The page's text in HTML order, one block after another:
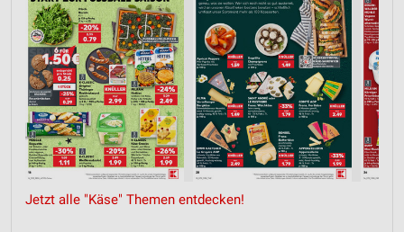
Jetzt alle "Käse" Themen entdecken!